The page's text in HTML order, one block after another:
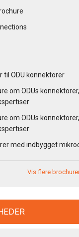
til ODU konnektorer
om ODUs
om ODUs
med indbygget
Vis flere